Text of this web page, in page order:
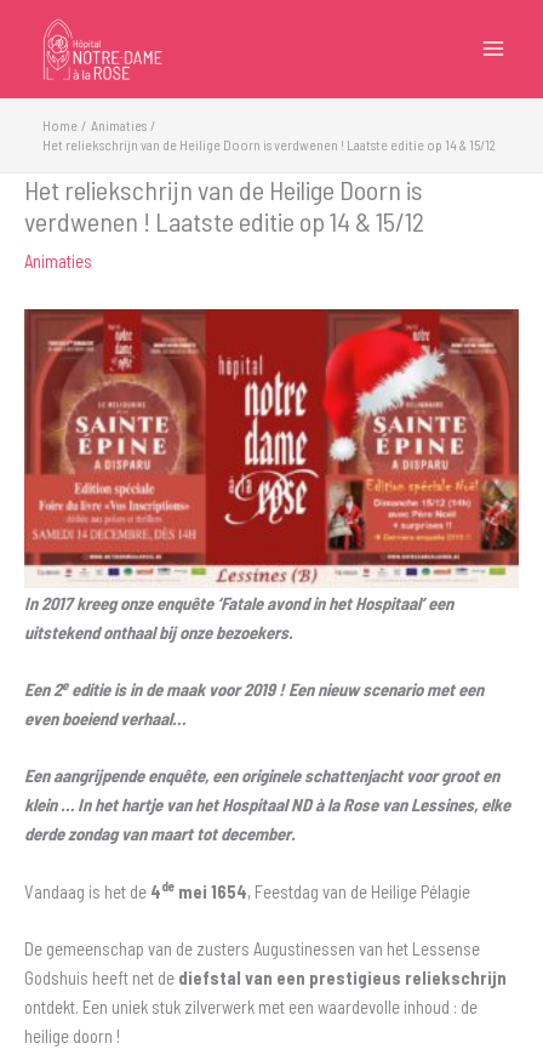
inhoud
Home
Animaties
Het reliekschrijn van de Heilige Doorn is verdwenen ! Laatste editie op 14 & 15/12
Het reliekschrijn van de Heilige Doorn is
verdwenen ! Laatste editie op 14 & 15/12
Animaties
In 2017 kreeg onze enquête ‘Fatale avond in het Hospitaal’ een
uitstekend onthaal bij onze bezoekers.
Een 2eeditie is in de maak voor 2019 ! Een nieuw scenario met een
even boeiend verhaal…
Een aangrijpende enquête, een originele schattenjacht voor groot en
klein … In het hartje van het Hospitaal ND à la Rose van Lessines, elke
derde zondag van maart tot december.
Vandaag is het de 4de mei 1654, Feestdag van de Heilige Pélagie
De gemeenschap van de zusters Augustinessen van het Lessense
Godshuis heeft net de diefstal van een prestigieus reliekschrijn
ontdekt. Een uniek stuk zilverwerk met een waardevolle inhoud : de
heilige doorn !